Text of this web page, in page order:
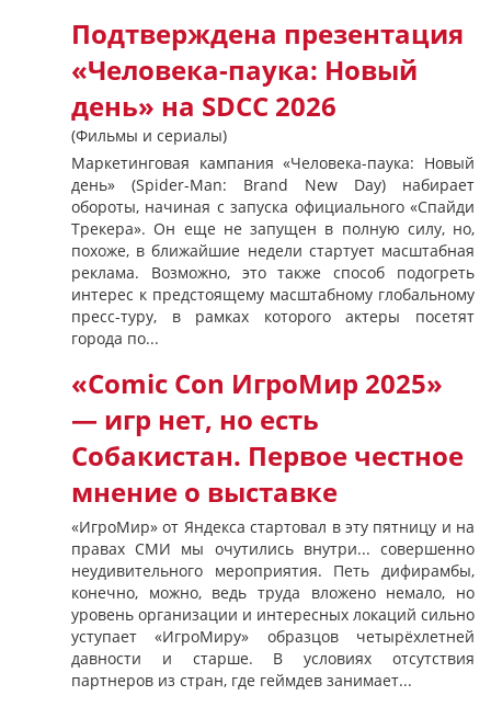
Подтверждена презентация
«Человека-паука: Новый
день» на SDCC 2026
(Фильмы и сериалы)
Маркетинговая кампания «Человека-паука: Новый
день» (Spider-Man: Brand New Day) набирает
обороты, начиная с запуска официального «Спайди
Трекера». Он еще не запущен в полную силу, но,
похоже, в ближайшие недели стартует масштабная
реклама. Возможно, это также способ подогреть
интерес к предстоящему масштабному глобальному
пресс-туру, в рамках которого актеры посетят
города по...
«Comic Con ИгроМир 2025»
— игр нет, но есть
Собакистан. Первое честное
мнение о выставке
«ИгроМир» от Яндекса стартовал в эту пятницу и на
правах СМИ мы очутились внутри... совершенно
неудивительного мероприятия. Петь дифирамбы,
конечно, можно, ведь труда вложено немало, но
уровень организации и интересных локаций сильно
уступает «ИгроМиру» образцов четырёхлетней
давности и старше. В условиях отсутствия
партнеров из стран, где геймдев занимает...